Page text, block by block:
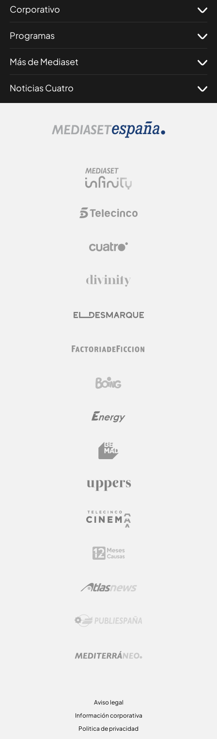
Corporativo
Programas
Más de Mediaset
Noticias Cuatro
Aviso legal
Información corporativa
Politica de privacidad